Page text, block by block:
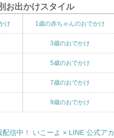
お出かけスタイル
け 1歳の赤ちゃんのおでかけ
3歳のおでかけ
5歳のおでかけ
7歳のおでかけ
9歳のおでかけ